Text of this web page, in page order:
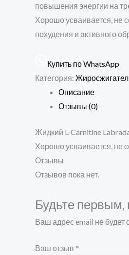
повышения энергии на
Хорошо усваивается, не
похудения и активного
Купить по WhatsApp
Категория:
Описание
Отзывы (0)
Жидкий L-Carnitine
Хорошо усваивается, не
Отзывы
Отзывов пока нет.
Будьте первым,
Ваш адрес email не будет
Ваш отзыв *